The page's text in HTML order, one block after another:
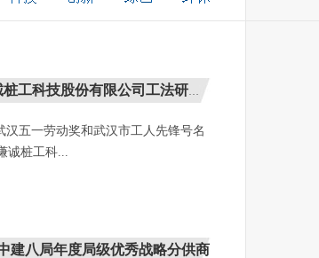
份有限公司工法研发班组获评武汉...
汉五一劳动奖和武汉市工人先锋号名
诚桩工科...
建八局年度局级优秀战略分供商